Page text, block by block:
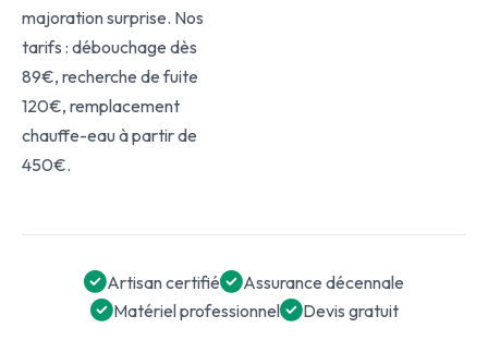
majoration surprise. Nos
tarifs : débouchage dès
89€, recherche de fuite
120€, remplacement
chauffe-eau à partir de
450€.
Artisan certifié
Assurance décennale
Matériel professionnel
Devis gratuit